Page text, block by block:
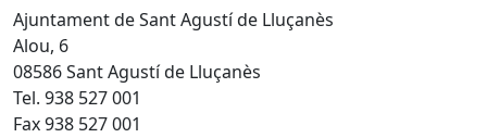
Ajuntament de Sant Agustí de Lluçanès
Alou, 6
08586 Sant Agustí de Lluçanès
Tel. 938 527 001
Fax 938 527 001